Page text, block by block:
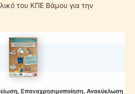
του ΚΠΕ Βάμου για την